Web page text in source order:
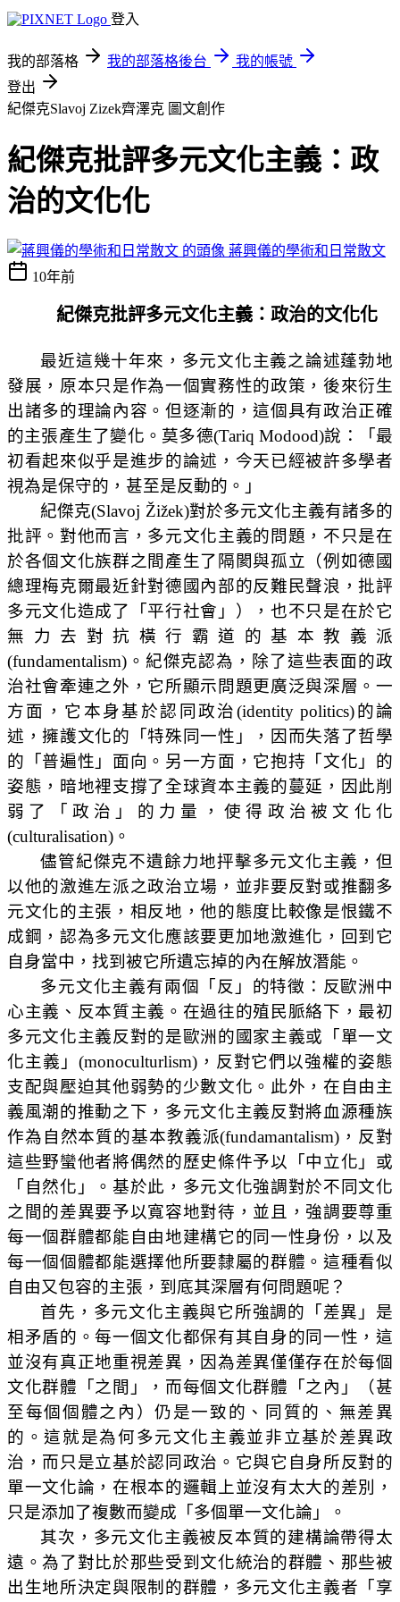
登入
我的部落格 我的部落格後台
我的帳號
登出
紀傑克Slavoj Zizek齊澤克 圖文創作
紀傑克批評多元文化主義：政
治的文化化
蔣興儀的學術和日常散文
10年前
紀傑克批評多元文化主義：政治的文化化
最近這幾十年來，多元文化主義之論述蓬勃地
發展，原本只是作為一個實務性的政策，後來衍生
出諸多的理論內容。但逐漸的，這個具有政治正確
的主張產生了變化。莫多德(Tariq Modood)說：「最
初看起來似乎是進步的論述，今天已經被許多學者
視為是保守的，甚至是反動的。」
紀傑克(Slavoj Žižek)對於多元文化主義有諸多的
批評。對他而言，多元文化主義的問題，不只是在
於各個文化族群之間產生了隔閡與孤立（例如德國
總理梅克爾最近針對德國內部的反難民聲浪，批評
多元文化造成了「平行社會」），也不只是在於它
無力去對抗橫行霸道的基本教義派
(fundamentalism) 。紀傑克認為，除了這些表面的政
治社會牽連之外，它所顯示問題更廣泛與深層。一
方面，它本身基於認同政治(identity politics)的論
述，擁護文化的「特殊同一性」，因而失落了哲學
的「普遍性」面向。另一方面，它抱持「文化」的
姿態，暗地裡支撐了全球資本主義的蔓延，因此削
弱了「政治」的力量，使得政治被文化化
(culturalisation) 。
儘管紀傑克不遺餘力地抨擊多元文化主義，但
以他的激進左派之政治立場，並非要反對或推翻多
元文化的主張，相反地，他的態度比較像是恨鐵不
成鋼，認為多元文化應該要更加地激進化，回到它
自身當中，找到被它所遺忘掉的內在解放潛能。
多元文化主義有兩個「反」的特徵：反歐洲中
心主義、反本質主義。在過往的殖民脈絡下，最初
多元文化主義反對的是歐洲的國家主義或「單一文
化主義」 (monoculturlism)，反對它們以強權的姿態
支配與壓迫其他弱勢的少數文化。此外，在自由主
義風潮的推動之下，多元文化主義反對將血源種族
作為自然本質的基本教義派(fundamantalism) ，反對
這些野蠻他者將偶然的歷史條件予以「中立化」或
「自然化」。基於此，多元文化強調對於不同文化
之間的差異要予以寬容地對待，並且，強調要尊重
每一個群體都能自由地建構它的同一性身份，以及
每一個個體都能選擇他所要隸屬的群體。這種看似
自由又包容的主張，到底其深層有何問題呢？
首先，多元文化主義與它所強調的「差異」是
相矛盾的。每一個文化都保有其自身的同一性，這
並沒有真正地重視差異，因為差異僅僅存在於每個
文化群體「之間」，而每個文化群體「之內」（甚
至每個個體之內）仍是一致的、同質的、無差異
的。這就是為何多元文化主義並非立基於差異政
治，而只是立基於認同政治。它與它自身所反對的
單一文化論，在根本的邏輯上並沒有太大的差別，
只是添加了複數而變成「多個單一文化論」。
其次，多元文化主義被反本質的建構論帶得太
遠。為了對比於那些受到文化統治的群體、那些被
出生地所決定與限制的群體，多元文化主義者「享